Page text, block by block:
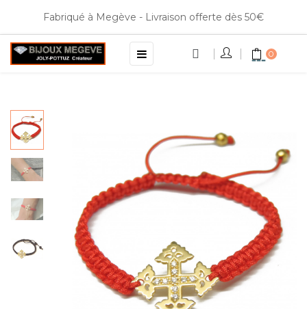
Fabriqué à Megève - Livraison offerte dès 50€
Basculer
la
☰ 0